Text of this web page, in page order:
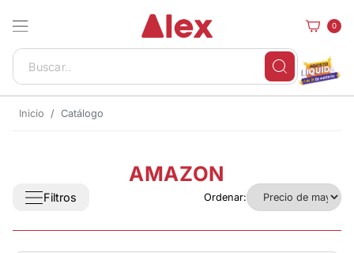
0
Inicio Catálogo
AMAZON
Filtros Ordenar: